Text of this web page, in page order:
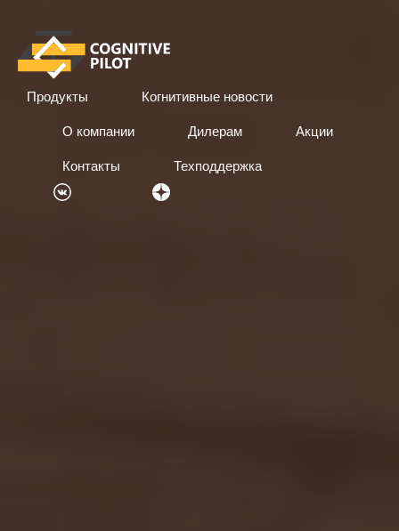
Продукты Когнитивные новости
О компании Дилерам Акции
Контакты Техподдержка